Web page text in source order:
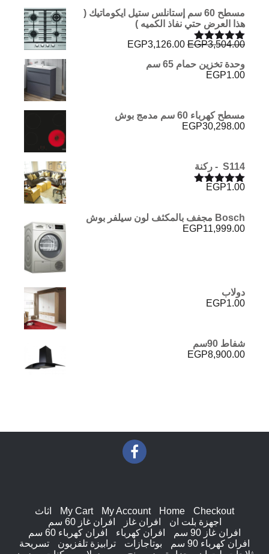
مسطح 60 سم إستانلس ستيل ايكوماتيك (
هذا العرض حتي نفاذ الكميه )
تم التقييمEGP3,504.00
السعر
هو:
EGP3,126.00
وحدة تخزين حمام 65 سم
EGP1.00
مسطح كهرباء 60 سم مدمج بوش
EGP30,298.00
S114 - ركنة
تم التقييم
EGP1.00
Bosch مجفف بالمكثف لون سيلفر بوش
EGP11,999.00
دولاب
EGP1.00
شفاط 90سم
EGP8,900.00
Checkout
Home
My Account
My Cart
اثاث
اجهزة بلت ان
افران غاز
افران غاز 60 سم
افران غاز 90 سم
افران كهرباء
افران كهرباء 60 سم
افران كهرباء 90 سم
بوتاجازات ترابيزة تلفزيون
تسريحة